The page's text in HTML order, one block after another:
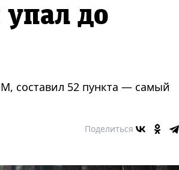
упал до
составил 52 пункта — самый
Поделиться